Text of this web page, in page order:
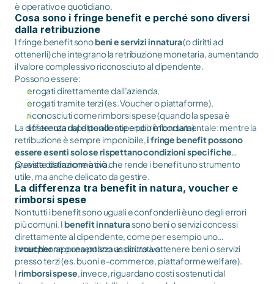
è operativo e quotidiano.
Cosa sono i fringe benefit e perché sono diversi
dalla retribuzione
I fringe benefit sonobeni e servizi in natura(o diritti ad
ottenerli) che integrano la retribuzione monetaria, aumentando
il valore complessivo riconosciuto al dipendente.
Possono essere:
erogati direttamente dall’azienda,
erogati tramite terzi (es. Voucher o piattaforme),
riconosciuti come rimborsi spese (quando la spesa è
sostenuta dal dipendente e poi rimborsata).
La differenza rispetto allo stipendio è fondamentale: mentre la
retribuzione è sempre imponibile,i fringe benefit possono
essere esenti solo se rispettano condizioni specifiche
previste dalla normativa.
Questa distinzione è ciò che rende i benefit uno strumento
utile, ma anche delicato da gestire.
La differenza tra benefit in natura, voucher e
rimborsi spese
Non tutti i benefit sono uguali e confonderli è uno degli errori
più comuni. Ibenefit in naturasono beni o servizi concessi
direttamente al dipendente, come per esempio uno
smartphone o una polizza assicurativa.
Ivoucherrappresentano un diritto a ottenere beni o servizi
presso terzi (es. buoni e-commerce, piattaforme welfare).
Irimborsi spese, invece, riguardano costi sostenuti dal